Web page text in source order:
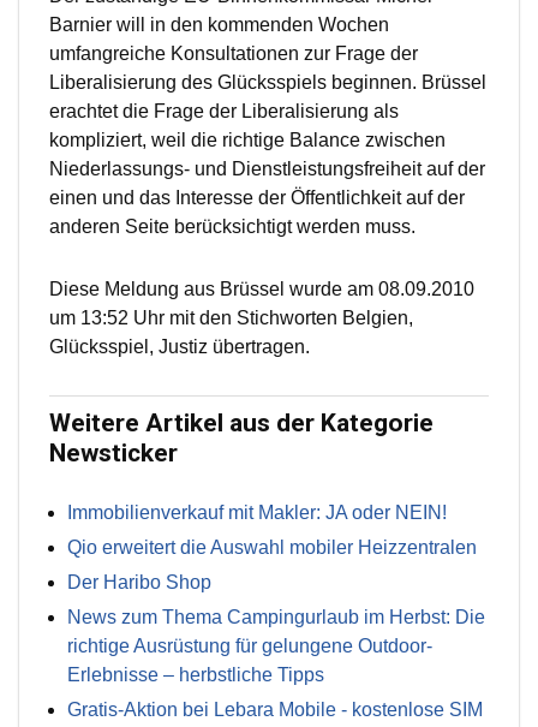
Barnier will in den kommenden Wochen
umfangreiche Konsultationen zur Frage der
Liberalisierung des Glücksspiels beginnen. Brüssel
erachtet die Frage der Liberalisierung als
kompliziert, weil die richtige Balance zwischen
Niederlassungs- und Dienstleistungsfreiheit auf der
einen und das Interesse der Öffentlichkeit auf der
anderen Seite berücksichtigt werden muss.
Diese Meldung aus Brüssel wurde am 08.09.2010
um 13:52 Uhr mit den Stichworten Belgien,
Glücksspiel, Justiz übertragen.
Weitere Artikel aus der Kategorie
Newsticker
Immobilienverkauf mit Makler: JA oder NEIN!
Qio erweitert die Auswahl mobiler Heizzentralen
Der Haribo Shop
News zum Thema Campingurlaub im Herbst: Die
richtige Ausrüstung für gelungene Outdoor-
Erlebnisse – herbstliche Tipps
Gratis-Aktion bei Lebara Mobile - kostenlose SIM